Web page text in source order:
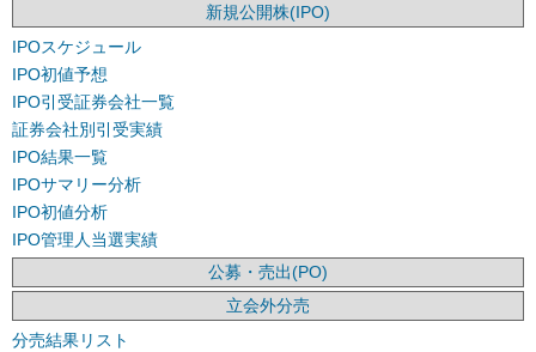
新規公開株(IPO)
IPOスケジュール
IPO初値予想
IPO引受証券会社一覧
証券会社別引受実績
IPO結果一覧
IPOサマリー分析
IPO初値分析
IPO管理人当選実績
公募・売出(PO)
立会外分売
分売結果リスト